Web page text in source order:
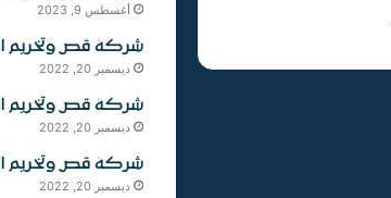
أغسطس 9, 2023
شركة قص وتخريم
ديسمبر 20, 2022
شركة قص وتخريم
ديسمبر 20, 2022
شركة قص وتخريم
ديسمبر 20, 2022